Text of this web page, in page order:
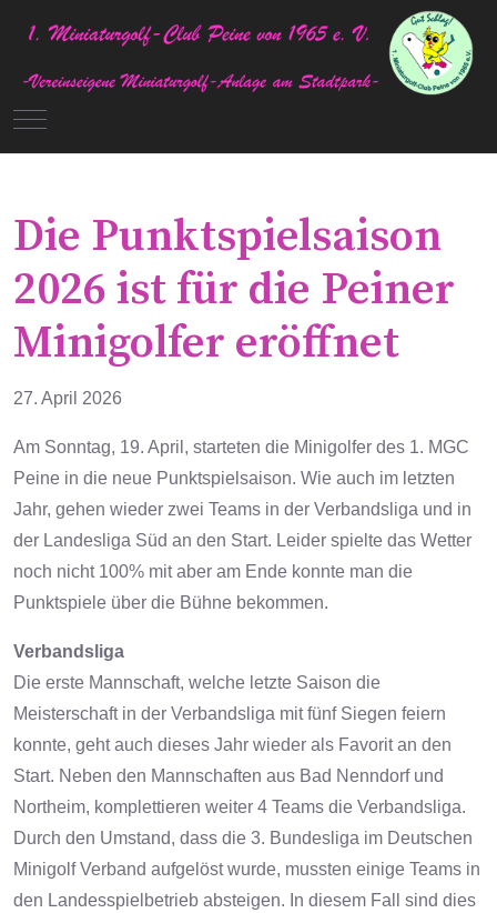
Mobile Menu Toggle
Die Punktspielsaison
2026 ist für die Peiner
Minigolfer eröffnet
27. April 2026
Am Sonntag, 19. April, starteten die Minigolfer des 1. MGC
Peine in die neue Punktspielsaison. Wie auch im letzten
Jahr, gehen wieder zwei Teams in der Verbandsliga und in
der Landesliga Süd an den Start. Leider spielte das Wetter
noch nicht 100% mit aber am Ende konnte man die
Punktspiele über die Bühne bekommen.
Verbandsliga
Die erste Mannschaft, welche letzte Saison die
Meisterschaft in der Verbandsliga mit fünf Siegen feiern
konnte, geht auch dieses Jahr wieder als Favorit an den
Start. Neben den Mannschaften aus Bad Nenndorf und
Northeim, komplettieren weiter 4 Teams die Verbandsliga.
Durch den Umstand, dass die 3. Bundesliga im Deutschen
Minigolf Verband aufgelöst wurde, mussten einige Teams in
den Landesspielbetrieb absteigen. In diesem Fall sind dies